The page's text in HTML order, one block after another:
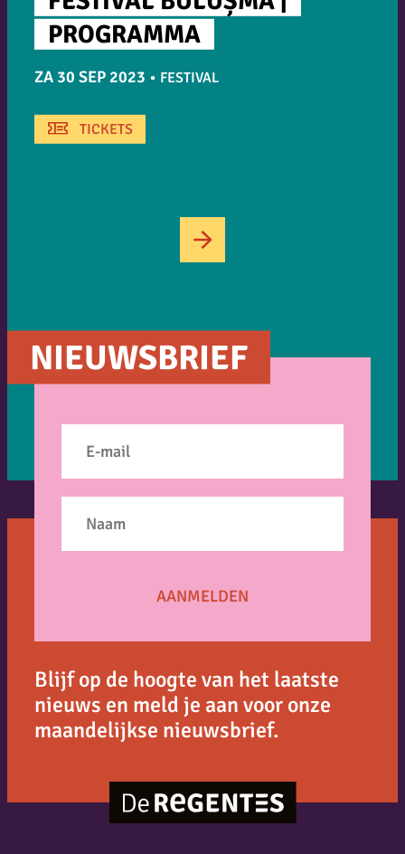
ZA 30 SEP 2023 • FESTIVAL
PROGRAMMA
TICKETS
NIEUWSBRIEF
Blijf op de hoogte van het laatste
nieuws en meld je aan voor onze
maandelijkse nieuwsbrief.